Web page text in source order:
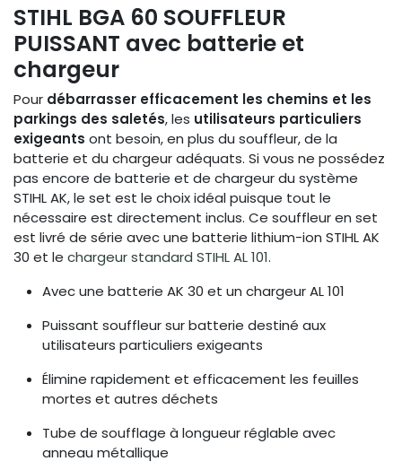
STIHL BGA 60 SOUFFLEUR
PUISSANT avec batterie et
chargeur
Pour débarrasser efficacement les chemins et les
parkings des saletés, les utilisateurs particuliers
exigeants ont besoin, en plus du souffleur, de la
batterie et du chargeur adéquats. Si vous ne possédez
pas encore de batterie et de chargeur du système
STIHL AK, le set est le choix idéal puisque tout le
nécessaire est directement inclus. Ce souffleur en set
est livré de série avec une batterie lithium-ion STIHL AK
30 et le chargeur standard STIHL AL 101.
Avec une batterie AK 30 et un chargeur AL 101
Puissant souffleur sur batterie destiné aux
utilisateurs particuliers exigeants
Élimine rapidement et efficacement les feuilles
mortes et autres déchets
Tube de soufflage à longueur réglable avec
anneau métallique